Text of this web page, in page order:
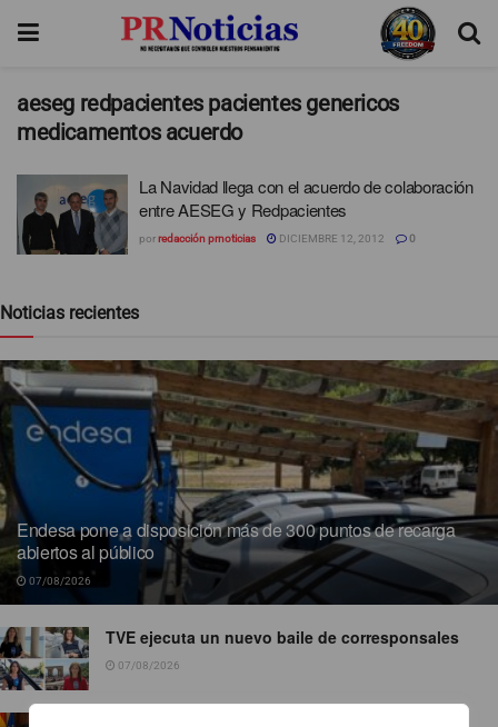
aeseg redpacientes pacientes genericos
medicamentos acuerdo
La Navidad llega con el acuerdo de colaboración
entre AESEG y Redpacientes
porredacción prnoticias DICIEMBRE 12, 2012 0
Noticias recientes
Endesa pone a disposición más de 300 puntos de recarga
abiertos al público
07/08/2026
TVE ejecuta un nuevo baile de corresponsales
07/08/2026